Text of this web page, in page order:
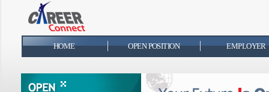
HOME OPEN POSITION EMPLOYER